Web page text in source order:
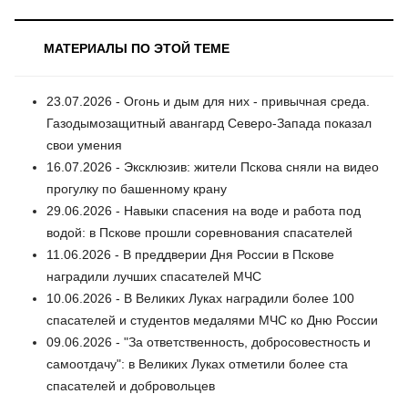
МАТЕРИАЛЫ ПО ЭТОЙ ТЕМЕ
23.07.2026 - Огонь и дым для них - привычная среда.
Газодымозащитный авангард Северо-Запада показал
свои умения
16.07.2026 - Эксклюзив: жители Пскова сняли на видео
прогулку по башенному крану
29.06.2026 - Навыки спасения на воде и работа под
водой: в Пскове прошли соревнования спасателей
11.06.2026 - В преддверии Дня России в Пскове
наградили лучших спасателей МЧС
10.06.2026 - В Великих Луках наградили более 100
спасателей и студентов медалями МЧС ко Дню России
09.06.2026 - "За ответственность, добросовестность и
самоотдачу": в Великих Луках отметили более ста
спасателей и добровольцев